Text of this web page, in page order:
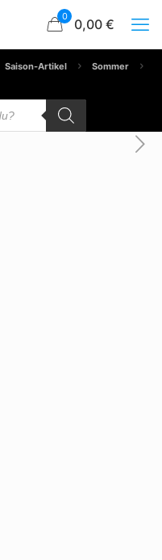
0 0,00 €
Saison-Artikel
Sommer